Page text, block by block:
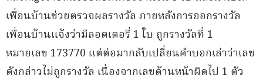
เพื่อนบ้านช่วยตรวจผลรางวัล ภายหลังการออกรางวัล
เพื่อนบ้านแจ้งว่ามีลอตเตอรี่ 1 ใบ ถูกรางวัลที่ 1
หมายเลข 173770 แต่ต่อมากลับเปลี่ยนคำบอกเล่าว่าเลข
ดังกล่าวไม่ถูกรางวัล เนื่องจากเลขด้านหน้าผิดไป 1 ตัว